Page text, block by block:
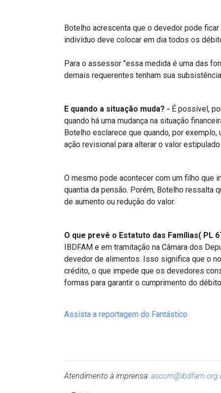
Botelho acrescenta que o devedor pode
indivíduo deve colocar em dia todos os
Para o assessor "essa medida é uma das
demais requerentes tenham sua
E quando a situação muda? - É possível,
quando há uma mudança na situação
Botelho esclarece que quando, por
ação revisional para alterar o valor
O mesmo pode acontecer com um filho que
quantia da pensão. Porém, Botelho ressalta
de aumento ou redução do valor.
O que prevê o Estatuto das Famílias( PL
IBDFAM e em tramitação na Câmara dos
devedor de alimentos. Isso significa que o
crédito, o que impede que os devedores
formas para garantir o cumprimento do
Assista a reportagem do Fantástico
Atendimento à imprensa: